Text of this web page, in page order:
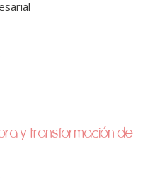
y transformación de